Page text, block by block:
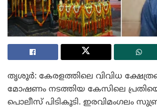
തൃശൂര്‍: കേരളത്തിലെ വിവിധ
മോഷണം നടത്തിയ കേസിലെ
പൊലീസ് പിടികൂടി. ഇരവിമംഗലം